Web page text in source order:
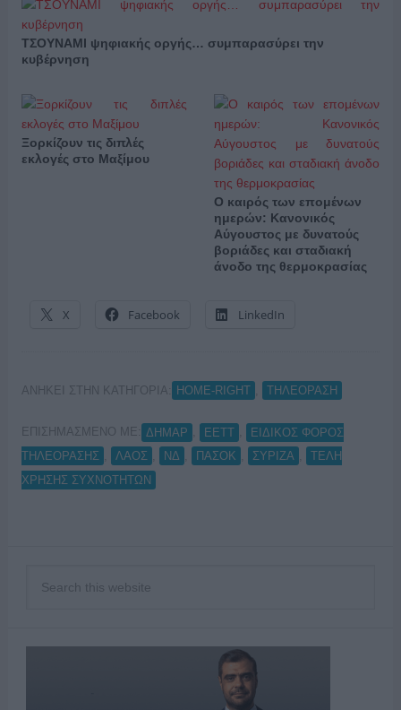
ΤΣΟΥΝΑΜΙ ψηφιακής οργής… συμπαρασύρει την
κυβέρνηση
Ξορκίζουν τις διπλές
εκλογές στο Μαξίμου
Ο καιρός των επομένων
ημερών: Κανονικός
Αύγουστος με δυνατούς
βοριάδες και σταδιακή
άνοδο της θερμοκρασίας
X Facebook LinkedIn
ΑΝΗΚΕΙ ΣΤΗΝ ΚΑΤΗΓΟΡΙΑ: HOME-RIGHT ΤΗΛΕΟΡΑΣΗ
ΕΠΙΣΗΜΑΣΜΕΝΟ ΜΕ: ΔΗΜΑΡ ΕΕΤΤ
ΕΙΔΙΚΟΣ ΦΟΡΟΣ
ΤΗΛΕΟΡΑΣΗΣ
ΛΑΟΣ ΝΔ ΠΑΣΟΚ ΣΥΡΙΖΑ
ΤΕΛΗ
ΧΡΗΣΗΣ ΣΥΧΝΟΤΗΤΩΝ